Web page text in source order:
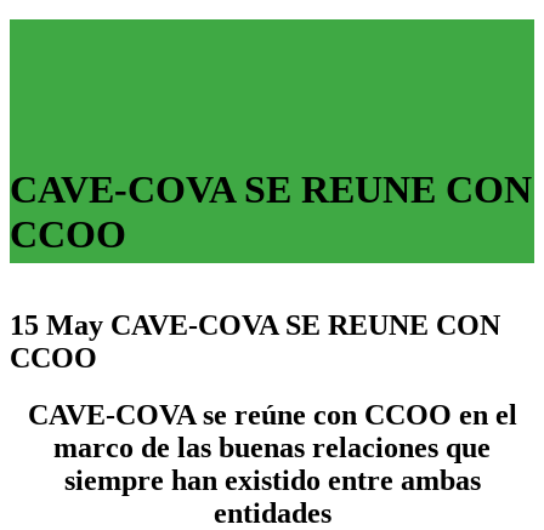
CAVE-COVA SE REUNE CON
CCOO
15 May CAVE-COVA SE REUNE CON
CCOO
CAVE-COVA se reúne con CCOO en el
marco de las buenas relaciones que
siempre han existido entre ambas
entidades